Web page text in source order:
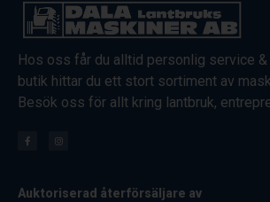
Hos oss får du alltid personlig service
butik hittar du ett stort sortiment av
Besök oss för allt kring lantbruk,
Auktoriserad återförsäljare av